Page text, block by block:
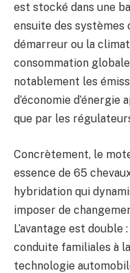
est stocké dans une
ensuite des systèmes
démarreur ou la
consommation
notablement les
d’économie
que par les
Concrètement, le
essence de 65
hybridation qui
imposer de
L’avantage est double
conduite familiales à
technologie